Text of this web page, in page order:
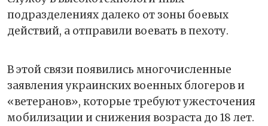
подразделениях далеко от зоны боевых
действий, а отправили воевать в пехоту.
В этой связи появились многочисленные
заявления украинских военных блогеров и
«ветеранов», которые требуют ужесточения
мобилизации и снижения возраста до 18 лет.